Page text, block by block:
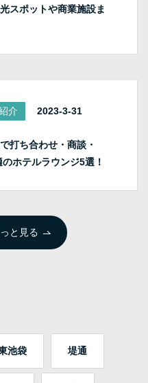
スポットや商業施設ま
介 2023-3-31
打ち合わせ・商談・
ホテルラウンジ5選！
と見る
池袋 堤通